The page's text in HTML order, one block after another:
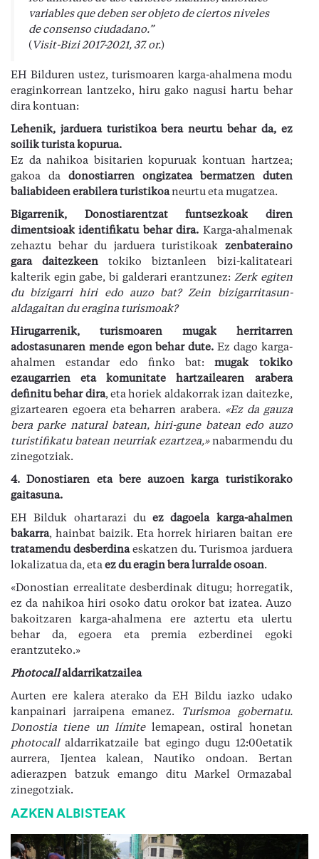
variables que deben ser objeto de ciertos niveles
de consenso ciudadano.”
( Visit-Bizi 2017-2021, 37. or.)
EH Bilduren ustez, turismoaren karga-ahalmena modu
eraginkorrean lantzeko, hiru gako nagusi hartu behar
dira kontuan:
Lehenik, jarduera turistikoa bera neurtu behar da, ez
soilik turista kopurua.
Ez da nahikoa bisitarien kopuruak kontuan hartzea;
gakoa da donostiarren ongizatea bermatzen duten
baliabideen erabilera turistikoaneurtu eta mugatzea.
Bigarrenik, Donostiarentzat funtsezkoak diren
dimentsioak identifikatu behar dira. Karga-ahalmenak
zehaztu behar du jarduera turistikoak zenbateraino
gara daitezkeen tokiko biztanleen bizi-kalitateari
kalterik egin gabe, bi galderari erantzunez: Zerk egiten
du bizigarri hiri edo auzo bat? Zein bizigarritasun-
aldagaitan du eragina turismoak?
Hirugarrenik, turismoaren mugak herritarren
adostasunaren mende egon behar dute. Ez dago karga-
ahalmen estandar edo finko bat:mugak tokiko
ezaugarrien eta komunitate hartzailearen arabera
definitu behar dira, eta horiek aldakorrak izan daitezke,
gizartearen egoera eta beharren arabera. «Ez da gauza
bera parke natural batean, hiri-gune batean edo auzo
turistifikatu batean neurriak ezartzea,» nabarmendu du
zinegotziak.
4.Donostiaren eta bere auzoen karga turistikorako
gaitasuna.
EH Bilduk ohartarazi du ez dagoela karga-ahalmen
bakarra, hainbat baizik. Eta horrek hiriaren baitan ere
tratamendu desberdinaeskatzen du. Turismoa jarduera
lokalizatua da, eta ez du eragin bera lurralde osoan.
«Donostian errealitate desberdinak ditugu; horregatik,
ez da nahikoa hiri osoko datu orokor bat izatea. Auzo
bakoitzaren karga-ahalmena ere aztertu eta ulertu
behar da, egoera eta premia ezberdinei egoki
erantzuteko.»
Photocallaldarrikatzailea
Aurten ere kalera aterako da EH Bildu iazko udako
kanpainari jarraipena emanez.
Turismoa gobernatu.
Donostia tiene un límitelemapean, ostiral honetan
photocallaldarrikatzaile bat egingo dugu 12:00etatik
aurrera, Ijentea kalean, Nautiko ondoan. Bertan
adierazpen batzuk emango ditu Markel Ormazabal
zinegotziak.
AZKEN ALBISTEAK